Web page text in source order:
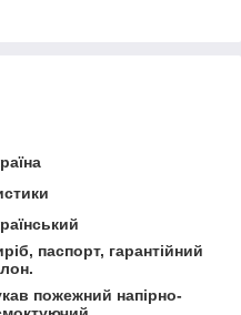
паспорт, гарантійний
пожежний напірно-